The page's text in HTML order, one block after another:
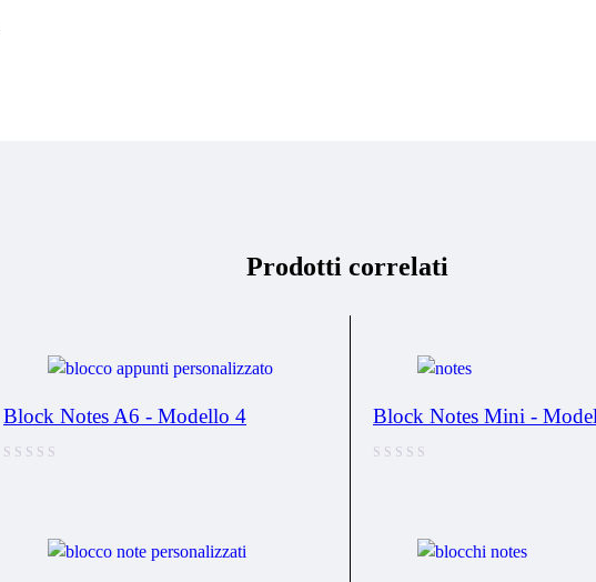
Prodotti correlati
Block Notes A6 - Modello 4 Block Notes Mini -